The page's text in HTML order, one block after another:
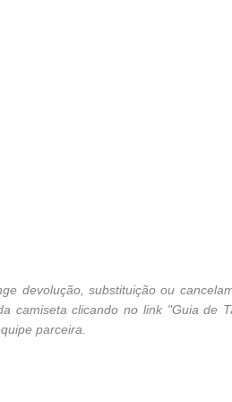
devolução, substituição ou
camiseta clicando no link "Guia de
parceira.